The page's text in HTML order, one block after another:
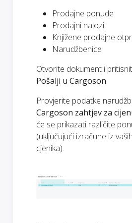
Prodajne ponude
Prodajni nalozi
Knjižene prodajne
Narudžbenice
Otvorite dokument i
Pošalji u Cargoson.
Provjerite podatke
Cargoson zahtjev za
će se prikazati različite
(uključujući izračune iz
cjenika).